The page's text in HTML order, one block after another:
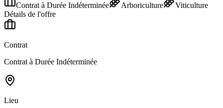
Contrat à Durée Indéterminée
Arboriculture
Viticulture
Détails de l'offre
Contrat
Contrat à Durée Indéterminée
Lieu